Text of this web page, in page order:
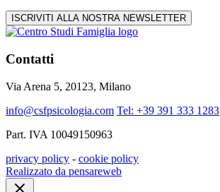
ISCRIVITI ALLA NOSTRA NEWSLETTER
Contatti
Via Arena 5, 20123, Milano
info@csfpsicologia.com Tel: +39 391 333 1283
Part. IVA 10049150963
privacy policy - cookie policy
Realizzato da pensareweb